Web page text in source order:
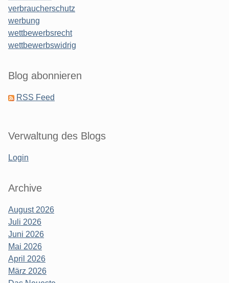
verbraucherschutz
werbung
wettbewerbsrecht
wettbewerbswidrig
Blog abonnieren
RSS Feed
Verwaltung des Blogs
Login
Archive
August 2026
Juli 2026
Juni 2026
Mai 2026
April 2026
März 2026